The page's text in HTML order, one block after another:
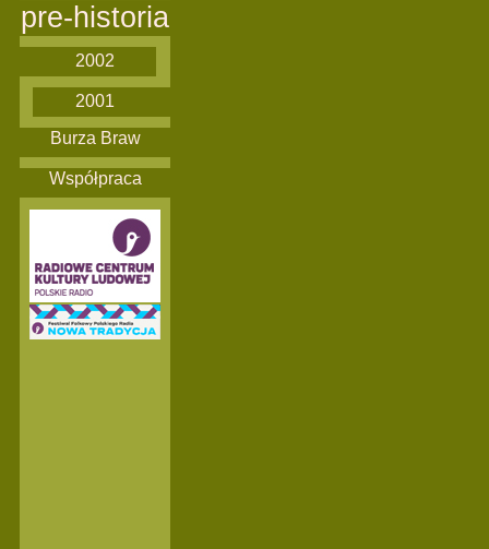
pre-historia
2002
2001
Burza Braw
Współpraca